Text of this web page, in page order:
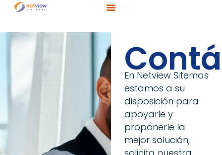
En Netview Sitemas
estamos a su
disposición para
apoyarle y
proponerle la
mejor solución,